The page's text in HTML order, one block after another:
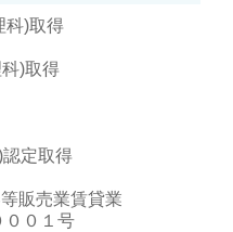
科)取得
)取得
認定取得
販売業賃貸業
０１号